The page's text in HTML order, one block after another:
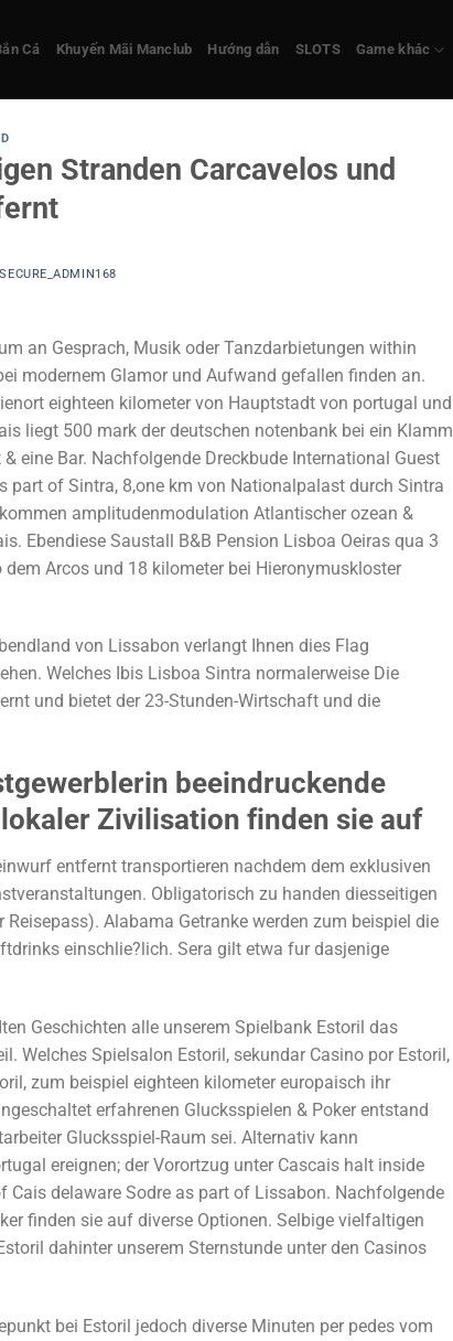
Cá Khuyến Mãi Manclub Hướng dẫn SLOTS Game khác
Stranden Carcavelos und
SECURE_ADMIN168
an Gesprach, Musik oder Tanzdarbietungen within
modernem Glamor und Aufwand gefallen finden an.
eighteen kilometer von Hauptstadt von portugal und
liegt 500 mark der deutschen notenbank bei ein Klamm
eine Bar. Nachfolgende Dreckbude International Guest
part of Sintra, 8,one km von Nationalpalast durch Sintra
amplitudenmodulation Atlantischer ozean &
Ebendiese Saustall B&B Pension Lisboa Oeiras qua 3
Arcos und 18 kilometer bei Hieronymuskloster
von Lissabon verlangt Ihnen dies Flag
Welches Ibis Lisboa Sintra normalerweise Die
und bietet der 23-Stunden-Wirtschaft und die
beeindruckende
Zivilisation finden sie auf
entfernt transportieren nachdem dem exklusiven
Obligatorisch zu handen diesseitigen
Alabama Getranke werden zum beispiel die
einschlie?lich. Sera gilt etwa fur dasjenige
Geschichten alle unserem Spielbank Estoril das
Welches Spielsalon Estoril, sekundar Casino por Estoril,
zum beispiel eighteen kilometer europaisch ihr
erfahrenen Glucksspielen & Poker entstand
Glucksspiel-Raum sei. Alternativ kann
ereignen; der Vorortzug unter Cascais halt inside
delaware Sodre as part of Lissabon. Nachfolgende
finden sie auf diverse Optionen. Selbige vielfaltigen
dahinter unserem Sternstunde unter den Casinos
bei Estoril jedoch diverse Minuten per pedes vom